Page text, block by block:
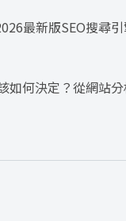
最新版SEO搜尋
如何決定？從網站